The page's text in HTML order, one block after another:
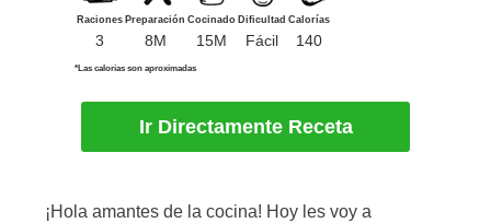
Raciones
3
Preparación
8M
Cocinado
15M
Dificultad
Fácil
Calorías
140
*Las calorías son aproximadas
Ir Directamente Receta
¡Hola amantes de la cocina! Hoy les voy a